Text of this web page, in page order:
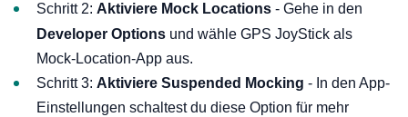
Schritt 2: Aktiviere Mock Locations - Gehe in den
Developer Options und wähle GPS JoyStick als
Mock-Location-App aus.
Schritt 3: Aktiviere Suspended Mocking - In den App-
Einstellungen schaltest du diese Option für mehr